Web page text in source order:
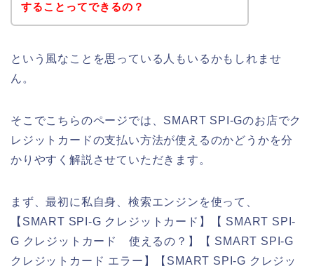
することってできるの？
という風なことを思っている人もいるかもしれませ
ん。
そこでこちらのページでは、SMART SPI-Gのお店でク
レジットカードの支払い方法が使えるのかどうかを分
かりやすく解説させていただきます。
まず、最初に私自身、検索エンジンを使って、
【SMART SPI-G クレジットカード】【 SMART SPI-
G クレジットカード 使えるの？】【 SMART SPI-G
クレジットカード エラー】【SMART SPI-G クレジッ